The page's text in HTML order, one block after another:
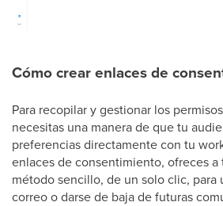
Cómo crear enlaces de
Para recopilar y gestionar los
necesitas una manera de que tu
preferencias directamente con tu
enlaces de consentimiento, ofreces a
método sencillo, de un solo clic, para
correo o darse de baja de futuras